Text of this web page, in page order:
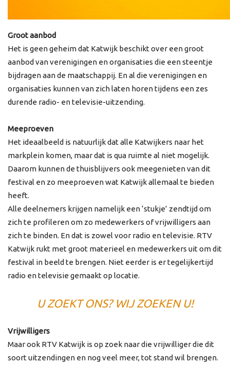
Groot aanbod
Het is geen geheim dat Katwijk beschikt over een groot
aanbod van verenigingen en organisaties die een steentje
bijdragen aan de maatschappij. En al die verenigingen en
organisaties kunnen van zich laten horen tijdens een zes
durende radio- en televisie-uitzending.
Meeproeven
Het ideaalbeeld is natuurlijk dat alle Katwijkers naar het
markplein komen, maar dat is qua ruimte al niet mogelijk.
Daarom kunnen de thuisblijvers ook meegenieten van dit
festival en zo meeproeven wat Katwijk allemaal te bieden
heeft.
Alle deelnemers krijgen namelijk een ‘stukje’ zendtijd om
zich te profileren om zo medewerkers of vrijwilligers aan
zich te binden. En dat is zowel voor radio en televisie. RTV
Katwijk rukt met groot materieel en medewerkers uit om dit
festival in beeld te brengen. Niet eerder is er tegelijkertijd
radio en televisie gemaakt op locatie.
U ZOEKT ONS? WIJ ZOEKEN U!
Vrijwilligers
Maar ook RTV Katwijk is op zoek naar die vrijwilliger die dit
soort uitzendingen en nog veel meer, tot stand wil brengen.